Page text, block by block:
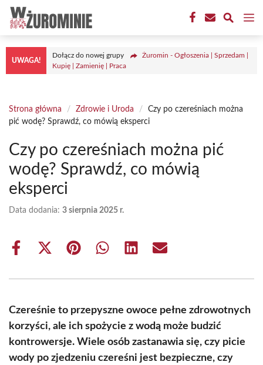
Przejdź
treści
UWAGA!
Dołącz do nowej grupy
Żuromin - Ogłoszenia | Sprzedam |
Kupię | Zamienię | Praca
Strona główna / Zdrowie i Uroda /
Czy po czereśniach można
pić wodę? Sprawdź, co mówią eksperci
Czy po czereśniach można pić
wodę? Sprawdź, co mówią
eksperci
Data dodania: 3 sierpnia 2025 r.
Share
Share
(Twitter)
Share Share Share Share
Czereśnie to przepyszne owoce pełne zdrowotnych
korzyści, ale ich spożycie z wodą może budzić
kontrowersje. Wiele osób zastanawia się, czy picie
wody po zjedzeniu czereśni jest bezpieczne, czy